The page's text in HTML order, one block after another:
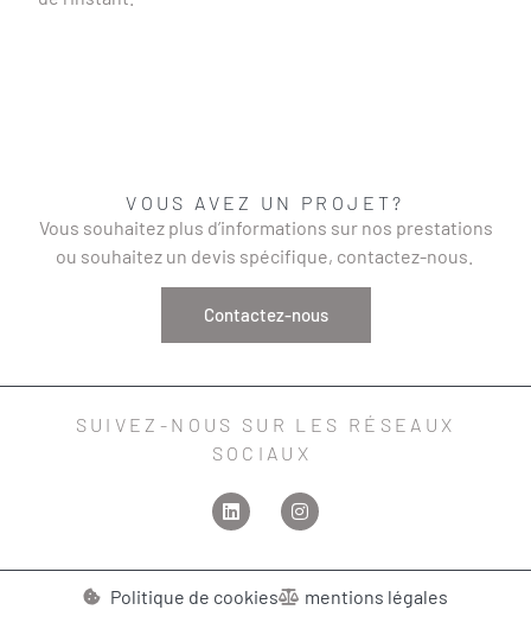
VOUS AVEZ UN PROJET?
Vous souhaitez plus d’informations sur nos prestations
ou souhaitez un devis spécifique, contactez-nous.
Contactez-nous
SUIVEZ-NOUS SUR LES RÉSEAUX
SOCIAUX
Politique de cookies mentions légales